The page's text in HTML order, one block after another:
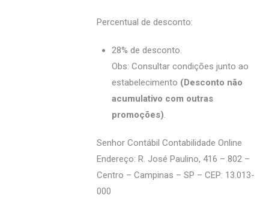
Percentual de desconto:
28% de desconto.
Obs: Consultar condições junto ao
estabelecimento (Desconto não
acumulativo com outras
promoções).
Senhor Contábil Contabilidade Online
Endereço: R. José Paulino, 416 – 802 –
Centro – Campinas – SP – CEP: 13.013-
000